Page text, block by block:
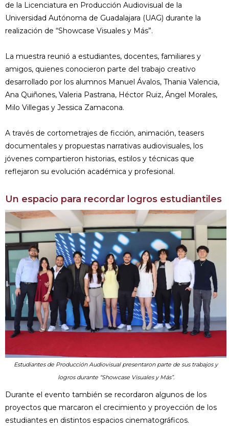
de la Licenciatura en Producción Audiovisual de la
Universidad Autónoma de Guadalajara (UAG) durante la
realización de “Showcase Visuales y Más”.
La muestra reunió a estudiantes, docentes, familiares y
amigos, quienes conocieron parte del trabajo creativo
desarrollado por los alumnos Manuel Ávalos, Thania Valencia,
Ana Quiñones, Valeria Pastrana, Héctor Ruiz, Ángel Morales,
Milo Villegas y Jessica Zamacona.
A través de cortometrajes de ficción, animación, teasers
documentales y propuestas narrativas audiovisuales, los
jóvenes compartieron historias, estilos y técnicas que
reflejaron su evolución académica y profesional.
Un espacio para recordar logros estudiantiles
Estudiantes de Producción Audiovisual presentaron parte de sus trabajos y
logros durante “Showcase Visuales y Más”.
Durante el evento también se recordaron algunos de los
proyectos que marcaron el crecimiento y proyección de los
estudiantes en distintos espacios cinematográficos.